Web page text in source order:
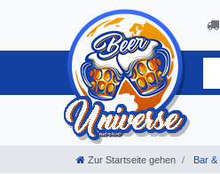
Zur Startseite gehen Bar &